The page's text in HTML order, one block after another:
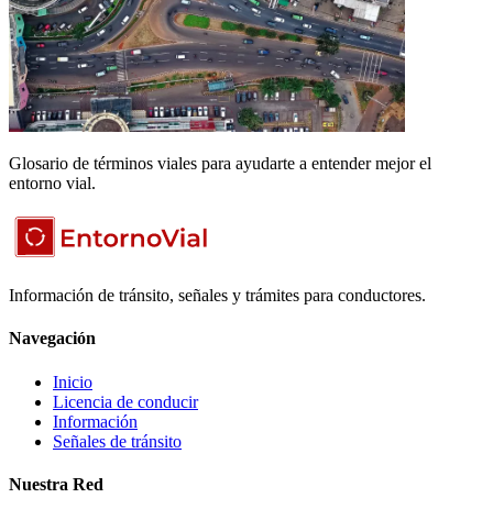
Glosario de términos viales para ayudarte a entender mejor el
entorno vial.
Información de tránsito, señales y trámites para conductores.
Navegación
Inicio
Licencia de conducir
Información
Señales de tránsito
Nuestra Red